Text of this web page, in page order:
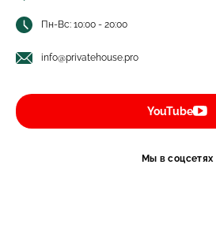
Пн-Вс: 10:00 - 20:00
info@privatehouse.pro
YouTube
Мы в соцсетях